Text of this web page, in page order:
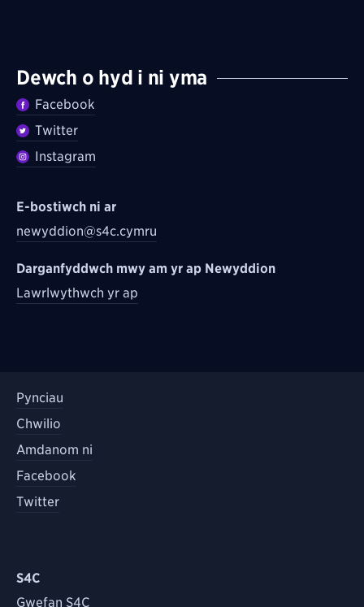
Dewch o hyd i ni yma
Facebook
Twitter
Instagram
E-bostiwch ni ar
newyddion@s4c.cymru
Darganfyddwch mwy am yr ap Newyddion
Lawrlwythwch yr ap
Pynciau
Chwilio
Amdanom ni
Facebook
Twitter
S4C
Gwefan S4C